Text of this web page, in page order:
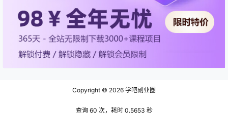
Copyright © 2026 学吧副业圈
查询 60 次，耗时 0.5653 秒